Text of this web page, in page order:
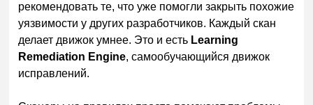
рекомендовать те, что уже помогли закрыть похожие
уязвимости у других разработчиков. Каждый скан
делает движок умнее. Это и есть Learning
Remediation Engine, самообучающийся движок
исправлений.